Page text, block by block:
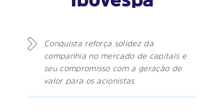
Conquista reforça solidez da
companhia no mercado de capitais e
seu compromisso com a geração de
valor para os acionistas